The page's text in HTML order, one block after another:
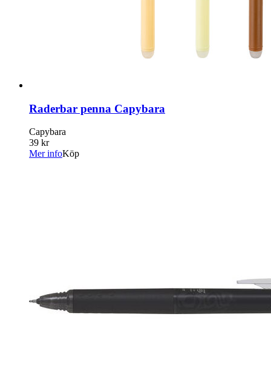
Raderbar penna Capybara
Capybara
39 kr
Mer infoKöp